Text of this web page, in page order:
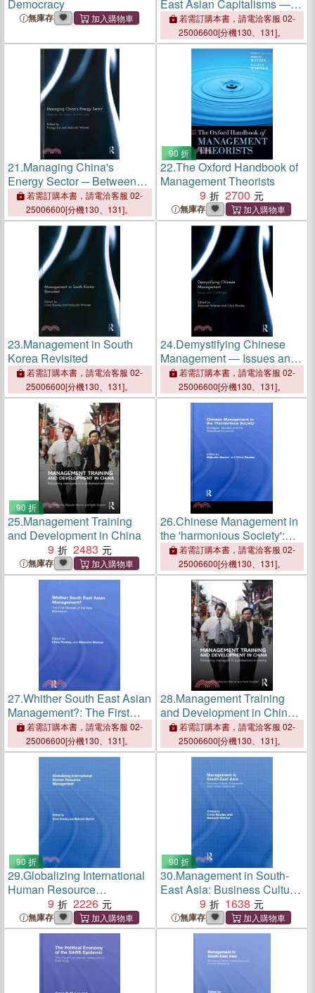
Democracy
無庫存
East Asian Capitalisms ―
Enduring Trends, Emerging
Patterns
若需訂購本書，請電洽客服 02-
25006600[分機130、131]。
21.Managing China's
Energy Sector ─ Between
the Market and the State
若需訂購本書，請電洽客服 02-
25006600[分機130、131]。
90 折
22.The Oxford Handbook of
Management Theorists
9
2700
無庫存
23.Management in South
Korea Revisited
若需訂購本書，請電洽客服 02-
25006600[分機130、131]。
24.Demystifying Chinese
Management ― Issues and
Challenges
若需訂購本書，請電洽客服 02-
25006600[分機130、131]。
90 折
25.Management Training
and Development in China
9
2483
無庫存
26.Chinese Management in
the 'harmonious Society':
Managers, Markets and the
Globalized Economy
若需訂購本書，請電洽客服 02-
25006600[分機130、131]。
27.Whither South East Asian
Management?: The First
Decade of the New
Millennium
若需訂購本書，請電洽客服 02-
25006600[分機130、131]。
28.Management Training
and Development in China:
Educating Managers in a
Globalized Economy
若需訂購本書，請電洽客服 02-
25006600[分機130、131]。
90 折
29.Globalizing International
Human Resource
Management
9 2226
無庫存
90 折
30.Management in South-
East Asia: Business Culture,
Enterprises and Human
Resources
9 1638
無庫存